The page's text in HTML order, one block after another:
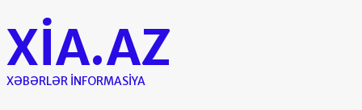
to
content
XIA.AZ
XƏBƏRLƏR INFORMASIYA